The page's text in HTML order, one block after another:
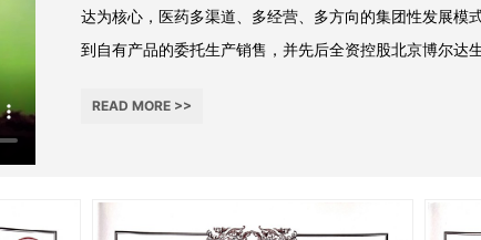
达为核心，医药多渠道、多经营、多方向的集团性发展模
到自有产品的委托生产销售，并先后全资控股北京博尔达
READ MORE >>